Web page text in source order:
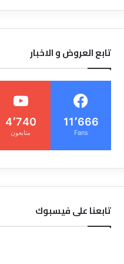
تابع العروض و الاخبار
11٬666
Fans
4٬740
متابعون
تابعنا على فيسبوك